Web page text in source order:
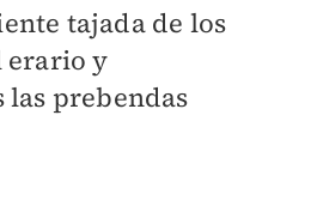
tajada de los
erario y
prebendas